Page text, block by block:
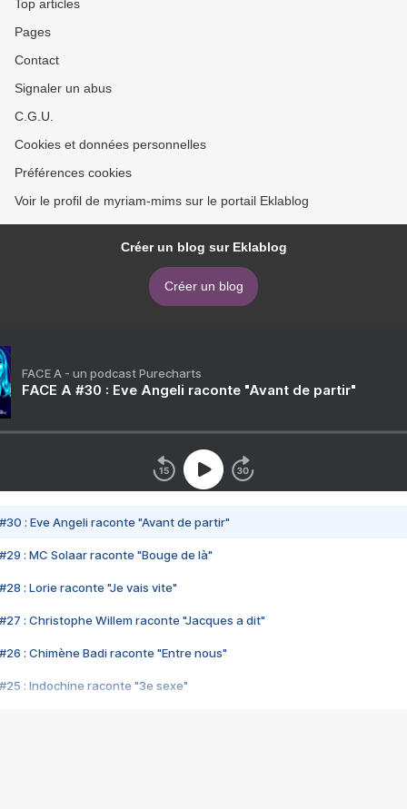
Top articles
Pages
Contact
Signaler un abus
C.G.U.
Cookies et données personnelles
Préférences cookies
Voir le profil de myriam-mims sur le portail Eklablog
Créer un blog sur Eklablog
Créer un blog
FACE A - un podcast Purecharts
FACE A #30 : Eve Angeli raconte "Avant de partir"
#30 : Eve Angeli raconte "Avant de partir"
#29 : MC Solaar raconte "Bouge de là"
#28 : Lorie raconte "Je vais vite"
#27 : Christophe Willem raconte "Jacques a dit"
#26 : Chimène Badi raconte "Entre nous"
#25 : Indochine raconte "3e sexe"